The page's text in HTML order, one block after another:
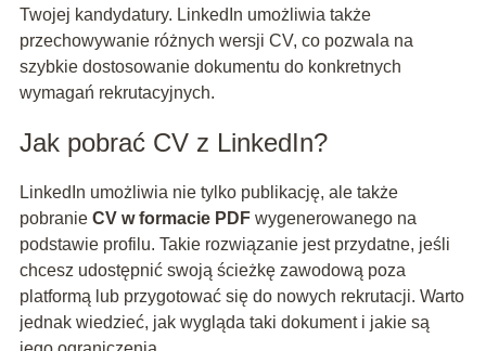
Twojej kandydatury. LinkedIn umożliwia także
przechowywanie różnych wersji CV, co pozwala na
szybkie dostosowanie dokumentu do konkretnych
wymagań rekrutacyjnych.
Jak pobrać CV z LinkedIn?
LinkedIn umożliwia nie tylko publikację, ale także
pobranie CV w formacie PDFwygenerowanego na
podstawie profilu. Takie rozwiązanie jest przydatne, jeśli
chcesz udostępnić swoją ścieżkę zawodową poza
platformą lub przygotować się do nowych rekrutacji. Warto
jednak wiedzieć, jak wygląda taki dokument i jakie są